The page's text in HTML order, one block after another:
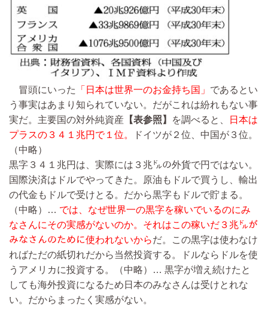
冒頭にいった 「日本は世界一のお金持ち国」 であるとい
う事実はあまり知られていない。だがこれは紛れもない事
実だ。主要国の対外純資産 【表参照】 を調べると、
日本は
プラスの３４１兆円で１位。
ドイツが２位、中国が３位。
（中略）
黒字３４１兆円は、実際には３兆㌦の外貨で円ではない。
国際決済はドルでやってきた。原油もドルで買うし、輸出
の代金もドルで受けとる。だから黒字もドルで貯まる。
（中略）… では、なぜ世界一の黒字を稼いでいるのにみ
なさんにその実感がないのか。それはこの稼いだ３兆㌦が
みなさんのために使われないからだ。この黒字は使わなけ
ればただの紙切れだから当然投資する。ドルならドルを使
うアメリカに投資する。
（中略）… 黒字が増え続けたと
しても海外投資になるため日本のみなさんは受けとれな
い。だからまったく実感がない。